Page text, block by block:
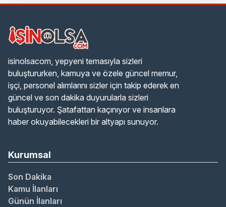
isinolsacom, yepyeni temasıyla sizleri
buluştururken, kamuya ve özele güncel memur,
işçi, personel alımlarını sizler için takip ederek en
güncel ve son dakika duyurularla sizleri
buluşturuyor. Şatafattan kaçınıyor ve insanlara
haber okuyabilecekleri bir altyapı sunuyor.
Kurumsal
Son Dakika
Kamu İlanları
Günün İlanları